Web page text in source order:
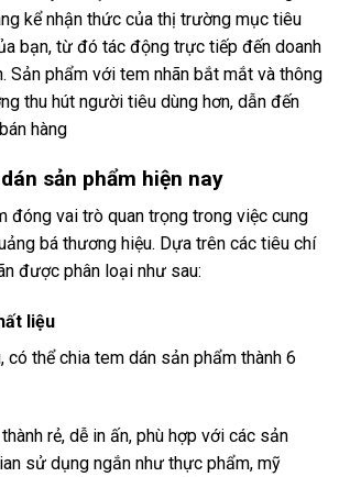
kể nhận thức của thị trường mục tiêu
bạn, từ đó tác động trực tiếp đến doanh
Sản phẩm với tem nhãn bắt mắt và thông
thu hút người tiêu dùng hơn, dẫn đến
hàng
sản phẩm hiện nay
đóng vai trò quan trọng trong việc cung
bá thương hiệu. Dựa trên các tiêu chí
được phân loại như sau:
liệu
có thể chia tem dán sản phẩm thành 6
thành rẻ, dễ in ấn, phù hợp với các sản
sử dụng ngắn như thực phẩm, mỹ